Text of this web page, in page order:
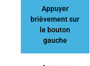
Appuyer
brièvement sur
le bouton
gauche